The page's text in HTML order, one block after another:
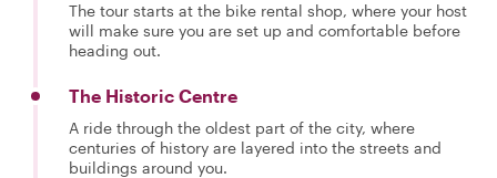
The tour starts at the bike rental shop, where your host
will make sure you are set up and comfortable before
heading out.
The Historic Centre
A ride through the oldest part of the city, where
centuries of history are layered into the streets and
buildings around you.